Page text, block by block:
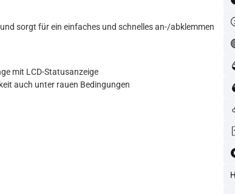
sorgt für ein einfaches und schnelles an-/abklemmen
mit LCD-Statusanzeige
auch unter rauen Bedingungen